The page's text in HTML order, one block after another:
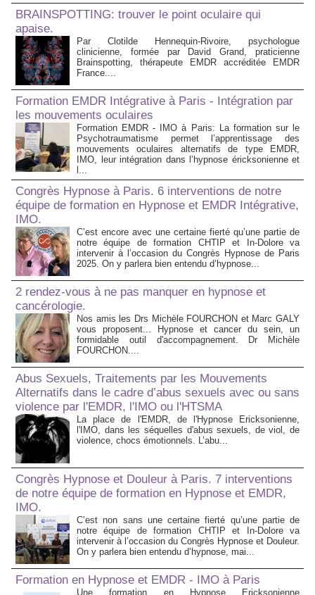
BRAINSPOTTING: trouver le point oculaire qui
apaise.
Par Clotilde Hennequin-Rivoire, psychologue
clinicienne, formée par David Grand, praticienne
Brainspotting, thérapeute EMDR accréditée EMDR
France....
Formation EMDR Intégrative à Paris - Intégration par
les mouvements oculaires
Formation EMDR - IMO à Paris: La formation sur le
Psychotraumatisme permet l’apprentissage des
mouvements oculaires alternatifs de type EMDR,
IMO, leur intégration dans l’hypnose éricksonienne et
l...
Congrès Hypnose à Paris. 6 interventions de notre
équipe de formation en Hypnose et EMDR Intégrative,
IMO.
C’est encore avec une certaine fierté qu’une partie de
notre équipe de formation CHTIP et In-Dolore va
intervenir à l’occasion du Congrès Hypnose de Paris
2025. On y parlera bien entendu d’hypnose...
2 rendez-vous à ne pas manquer en hypnose et
cancérologie.
Nos amis les Drs Michèle FOURCHON et Marc GALY
vous proposent... Hypnose et cancer du sein, un
formidable outil d'accompagnement. Dr Michèle
FOURCHON....
Abus Sexuels, Traitements par les Mouvements
Alternatifs dans le cadre d’abus sexuels avec ou sans
violence par l'EMDR, l'IMO ou l'HTSMA
La place de l'EMDR, de l'Hypnose Ericksonienne,
l'IMO, dans les séquelles d'abus sexuels, de viol, de
violence, chocs émotionnels. L’abu...
Congrès Hypnose et Douleur à Paris. 7 interventions
de notre équipe de formation en Hypnose et EMDR,
IMO.
C’est non sans une certaine fierté qu’une partie de
notre équipe de formation CHTIP et In-Dolore va
intervenir à l’occasion du Congrès Hypnose et Douleur.
On y parlera bien entendu d’hypnose, mai...
Formation en Hypnose et EMDR - IMO à Paris
Une formation en Hypnose Ericksonienne